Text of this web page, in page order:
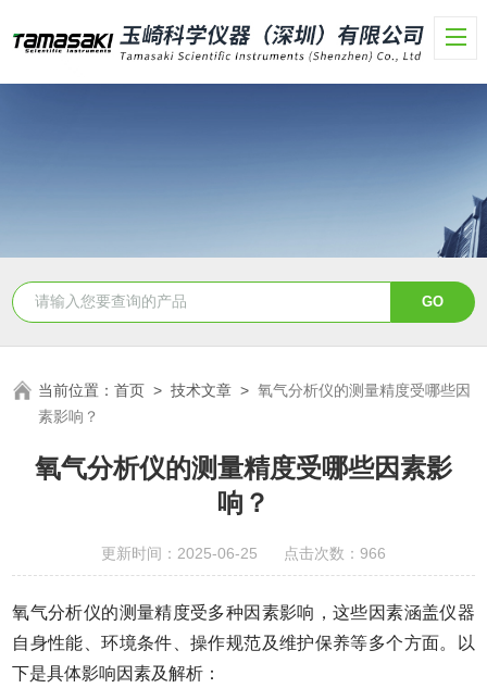
当前位置：首页 >技术文章 >氧气分析仪的测量精度受哪些因
素影响？
氧气分析仪的测量精度受哪些因素影
响？
更新时间：2025-06-25 点击次数：966
氧气分析仪的测量精度受多种因素影响，这些因素涵盖仪器
自身性能、环境条件、操作规范及维护保养等多个方面。以
下是具体影响因素及解析：